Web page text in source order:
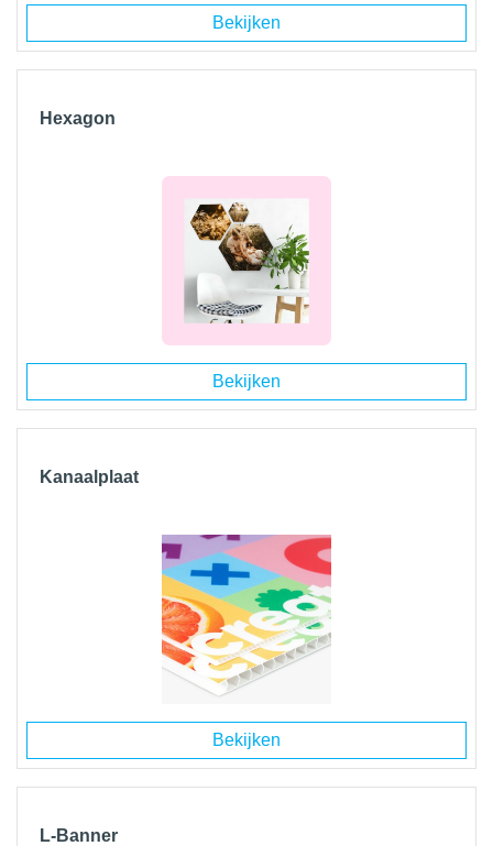
Bekijken
Hexagon
Bekijken
Kanaalplaat
Bekijken
L-Banner